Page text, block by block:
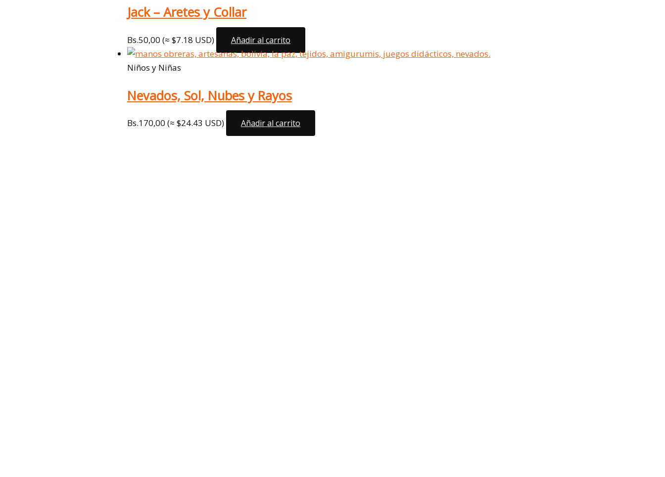
Jack – Aretes y Collar
Bs.50,00 (≈ $7.18 USD) Añadir al carrito
Niños y Niñas
Nevados, Sol, Nubes y Rayos
Bs.170,00 (≈ $24.43 USD) Añadir al carrito